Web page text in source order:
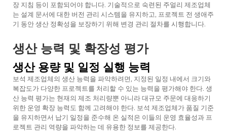
장 지침 등이 포함되어야 합니다. 기술적으로 숙련된 주얼리 제조업체
는 설계 문서에 대한 버전 관리 시스템을 유지하고, 프로젝트 전 생애주
기 동안 생산 정확성을 보장하기 위해 변경 관리 절차를 시행합니다.
생산 능력 및 확장성 평가
생산 용량 및 일정 실행 능력
보석 제조업체의 생산 능력을 파악하려면, 지정된 일정 내에서 크기와
복잡도가 다양한 프로젝트를 처리할 수 있는 능력을 평가해야 한다. 생
산 능력 평가는 현재의 제조 처리량뿐 아니라 대규모 주문에 대응하기
위한 운영 확장 능력도 함께 고려해야 한다. 보석 제조업체가 품질 기준
을 유지하면서 납기 일정을 준수해 온 실적은 이들의 운영 효율성과 프
로젝트 관리 역량을 파악하는 데 유용한 정보를 제공한다.